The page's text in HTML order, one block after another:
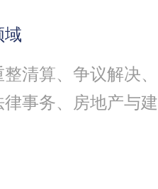
域
清算、争议解决、
律事务、房地产与建